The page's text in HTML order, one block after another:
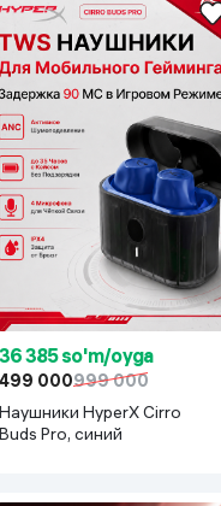
36 385 so'm/oyga
499 000999 000
Наушники HyperX Cirro
Buds Pro, синий